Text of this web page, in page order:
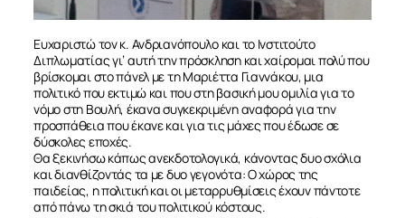
Ευχαριστώ τον κ. Ανδριανόπουλο και το Ινστιτούτο
Διπλωματίας γι’ αυτή την πρόσκληση και χαίρομαι πολύ που
βρίσκομαι στο πάνελ με τη Μαριέττα Γιαννάκου, μια
πολιτικό που εκτιμώ και που στη βασική μου ομιλία για το
νόμο στη Βουλή, έκανα συγκεκριμένη αναφορά για την
προσπάθεια που έκανε και για τις μάχες που έδωσε σε
δύσκολες εποχές.
Θα ξεκινήσω κάπως ανεκδοτολογικά, κάνοντας δυο σχόλια
και διανθίζοντάς τα με δυο γεγονότα: Ο χώρος της
παιδείας, η πολιτική και οι μεταρρυθμίσεις έχουν πάντοτε
από πάνω τη σκιά του πολιτικού κόστους.